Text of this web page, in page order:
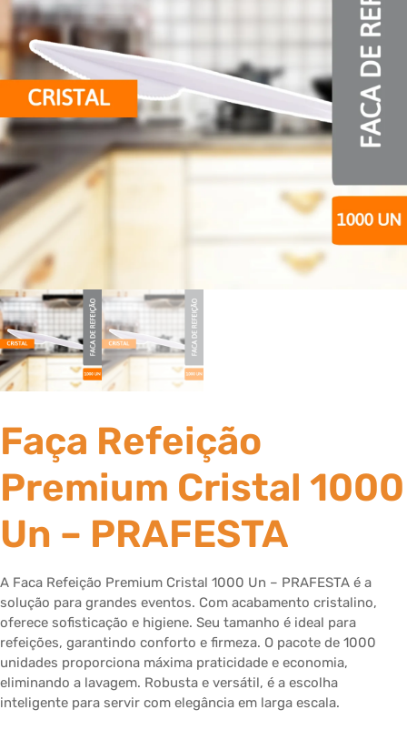
Faça Refeição
Premium Cristal 1000
Un – PRAFESTA
A Faca Refeição Premium Cristal 1000 Un – PRAFESTA é a
solução para grandes eventos. Com acabamento cristalino,
oferece sofisticação e higiene. Seu tamanho é ideal para
refeições, garantindo conforto e firmeza. O pacote de 1000
unidades proporciona máxima praticidade e economia,
eliminando a lavagem. Robusta e versátil, é a escolha
inteligente para servir com elegância em larga escala.